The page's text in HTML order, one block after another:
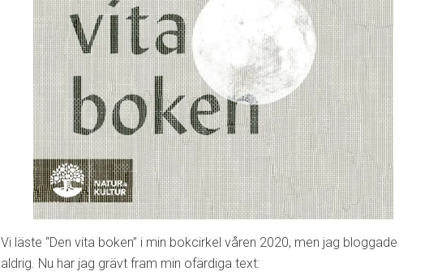
Vi läste “Den vita boken” i min bokcirkel våren 2020, men jag bloggade
aldrig. Nu har jag grävt fram min ofärdiga text: